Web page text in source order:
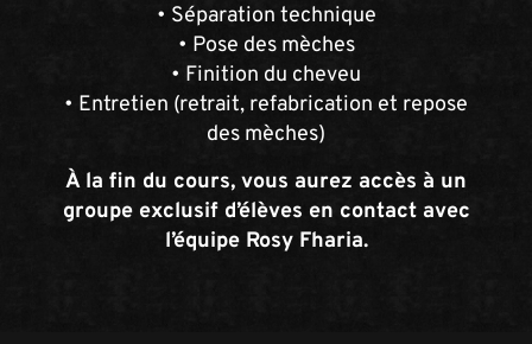
• Séparation technique
• Pose des mèches
• Finition du cheveu
• Entretien (retrait, refabrication et repose
des mèches)
À la fin du cours, vous aurez accès à un
groupe exclusif d’élèves en contact avec
l’équipe Rosy Fharia.